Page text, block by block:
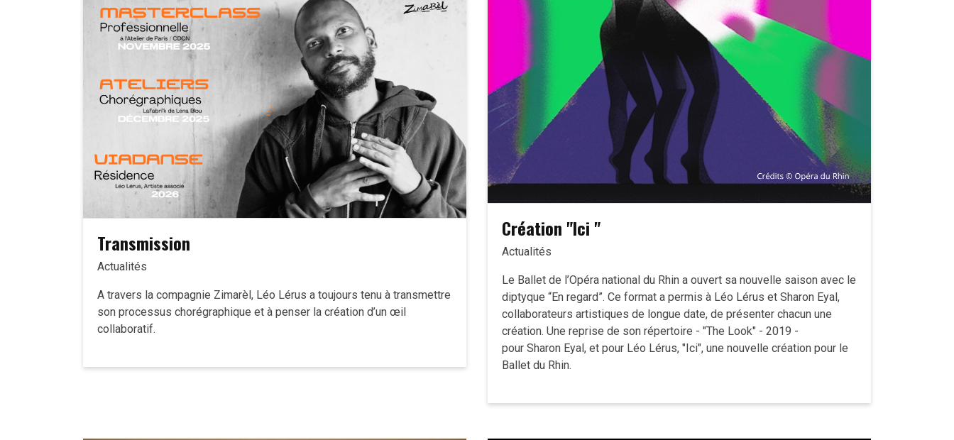
Transmission
Actualités
A travers la compagnie Zimarèl, Léo Lérus a toujours tenu à transmettre
son processus chorégraphique et à penser la création d’un œil
collaboratif.
Création "Ici "
Actualités
Le Ballet de l’Opéra national du Rhin a ouvert sa nouvelle saison avec le
diptyque “En regard”. ‍Ce format a permis à Léo Lérus et Sharon Eyal,
collaborateurs artistiques de longue date, de présenter chacun une
création. Une reprise de son répertoire - "The Look" - 2019 -
pour Sharon Eyal, et pour Léo Lérus, "Ici", une nouvelle création pour le
Ballet du Rhin.